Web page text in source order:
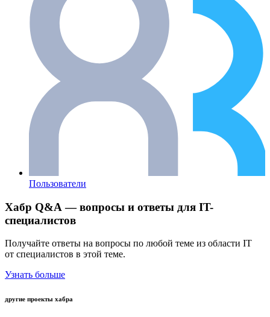
Пользователи
Хабр Q&A — вопросы и ответы для IT-
специалистов
Получайте ответы на вопросы по любой теме из области IT
от специалистов в этой теме.
Узнать больше
другие проекты хабра